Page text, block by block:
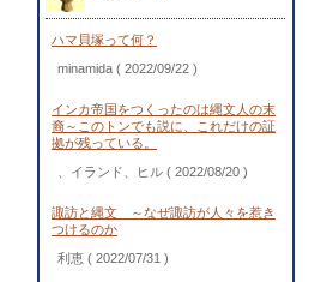
ハマ貝塚って何？
minamida ( 2022/09/22 )
インカ帝国をつくったのは縄文人の末
裔～このトンでも説に、これだけの証
拠が残っている。
、イランド、ヒル ( 2022/08/20 )
諏訪と縄文 ～なぜ諏訪が人々を惹き
つけるのか
利恵 ( 2022/07/31 )